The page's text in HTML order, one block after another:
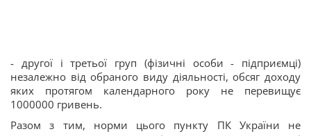
- другої і третьої груп (фізичні особи - підприємці)
незалежно від обраного виду діяльності, обсяг доходу
яких протягом календарного року не перевищує
1000000 гривень.
Разом з тим, норми цього пункту ПК України не